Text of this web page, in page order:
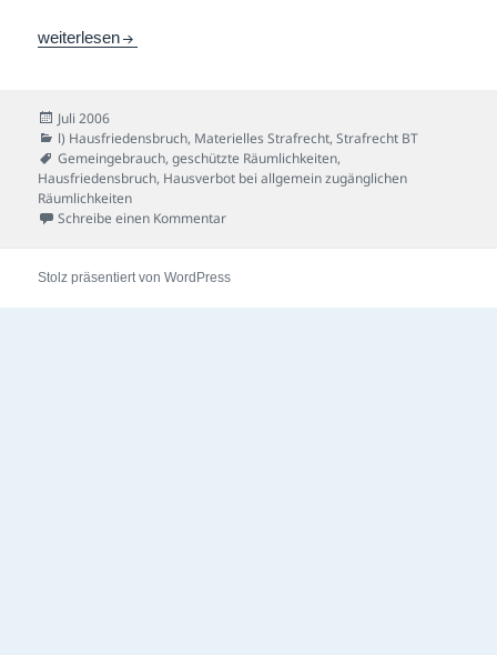
B-Ebenen-Fall
weiterlesen
Veröffentlicht
am
Juli 2006
Kategorien
l) Hausfriedensbruch, Materielles Strafrecht,Strafrecht BT
Schlagwörter
Gemeingebrauch,geschützte Räumlichkeiten,
Hausfriedensbruch, Hausverbot bei allgemein zugänglichen
Räumlichkeiten
Schreibe einen Kommentarzu B-Ebenen-Fall
Stolz präsentiert von WordPress